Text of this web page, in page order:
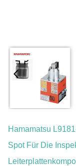
Hamamatsu
Spot Für Die